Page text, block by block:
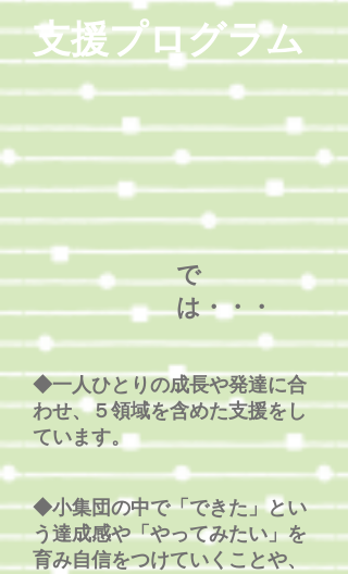
​支援プログラム
で
は・・・
◆一人ひとりの成長や発達に合
わせ、５領域を含めた支援をし
ています。
◆小集団の中で「できた」とい
う達成感や「やってみたい」を
育み自信をつけていくことや、